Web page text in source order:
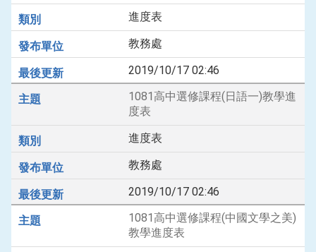
進度表
教務處
2019/10/17 02:46
1081高中選修課程(日語一)教學進
度表
進度表
教務處
2019/10/17 02:46
1081高中選修課程(中國文學之美)
教學進度表